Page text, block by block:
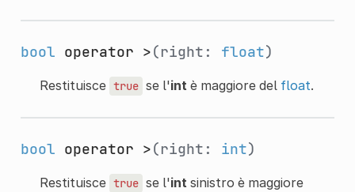
bool operator >(right: float)
Restituisce true se l'intè maggiore del float.
bool operator >(right: int)
Restituisce true se l'intsinistro è maggiore